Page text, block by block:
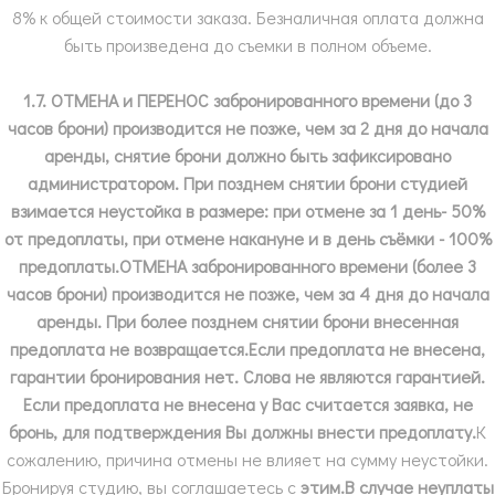
8% к общей стоимости заказа. Безналичная оплата должна
быть произведена до съемки в полном объеме.
1.7. ОТМЕНА и ПЕРЕНОС забронированного времени (до 3
часов брони) производится не позже, чем за 2 дня до начала
аренды, снятие брони должно быть зафиксировано
администратором. При позднем снятии брони студией
взимается неустойка в размере: при отмене за 1 день- 50%
от предоплаты, при отмене накануне и в день съёмки - 100%
предоплаты.ОТМЕНА забронированного времени (более 3
часов брони) производится не позже, чем за 4 дня до начала
аренды. При более позднем снятии брони внесенная
предоплата не возвращается.Если предоплата не внесена,
гарантии бронирования нет. Слова не являются гарантией.
Если предоплата не внесена у Вас считается заявка, не
бронь, для подтверждения Вы должны внести предоплату.К
сожалению, причина отмены не влияет на сумму неустойки.
Бронируя студию, вы соглашаетесь сэтим.В случае неуплаты